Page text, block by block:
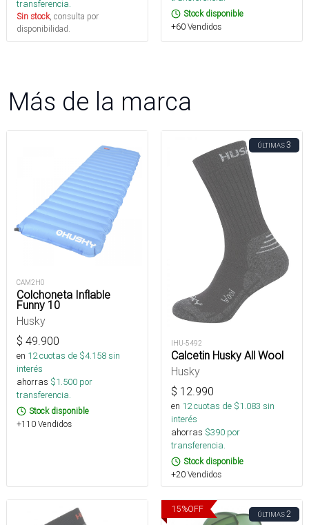
transferencia.
Sin stock, consulta por
disponibilidad.
Stock disponible
+60 Vendidos
Más de la marca
CAM2H0
Colchoneta Inflable
Funny 10
Husky
$ 49.900
en 12cuotas de $4.158sin
interés
ahorras $1.500 por
transferencia.
Stock disponible
+110 Vendidos
ÚLTIMAS3
IHU-5492
Calcetin Husky All Wool
Husky
$ 12.990
en 12cuotas de $1.083 sin
interés
ahorras $390 por
transferencia.
Stock disponible
+20 Vendidos
15%OFF
ÚLTIMAS2